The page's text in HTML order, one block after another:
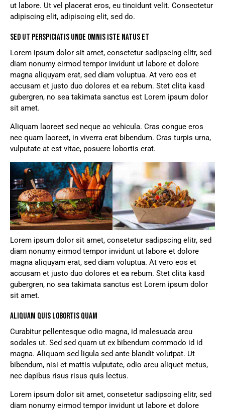
ut labore. Ut vel placerat eros, eu tincidunt velit. Consectetur
adipiscing elit, adipiscing elit, sed do.
SED UT PERSPICIATIS UNDE OMNIS ISTE NATUS ET
Lorem ipsum dolor sit amet, consetetur sadipscing elitr, sed
diam nonumy eirmod tempor invidunt ut labore et dolore
magna aliquyam erat, sed diam voluptua. At vero eos et
accusam et justo duo dolores et ea rebum. Stet clita kasd
gubergren, no sea takimata sanctus est Lorem ipsum dolor
sit amet.
Aliquam laoreet sed neque ac vehicula. Cras congue eros
nec quam laoreet, in viverra erat bibendum. Cras turpis urna,
vulputate at est vitae, posuere lobortis erat.
Lorem ipsum dolor sit amet, consetetur sadipscing elitr, sed
diam nonumy eirmod tempor invidunt ut labore et dolore
magna aliquyam erat, sed diam voluptua. At vero eos et
accusam et justo duo dolores et ea rebum. Stet clita kasd
gubergren, no sea takimata sanctus est Lorem ipsum dolor
sit amet.
ALIQUAM QUIS LOBORTIS QUAM
Curabitur pellentesque odio magna, id malesuada arcu
sodales ut. Sed sed quam ut ex bibendum commodo id id
magna. Aliquam sed ligula sed ante blandit volutpat. Ut
bibendum, nisi et mattis vulputate, odio arcu aliquet metus,
nec dapibus risus risus quis lectus.
Lorem ipsum dolor sit amet, consetetur sadipscing elitr, sed
diam nonumy eirmod tempor invidunt ut labore et dolore